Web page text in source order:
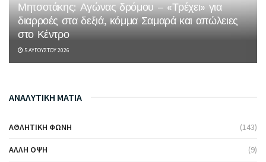
Μητσοτάκης: Αγώνας δρόμου – «Τρέχει» για
διαρροές στα δεξιά, κόμμα Σαμαρά και απώλειες
στο Κέντρο
5 ΑΥΓΟΎΣΤΟΥ 2026
ΑΝΑΛΥΤΙΚΗ ΜΑΤΙΑ
ΑΘΛΗΤΙΚΉ ΦΩΝΉ (143)
ΆΛΛΗ ΌΨΗ (9)